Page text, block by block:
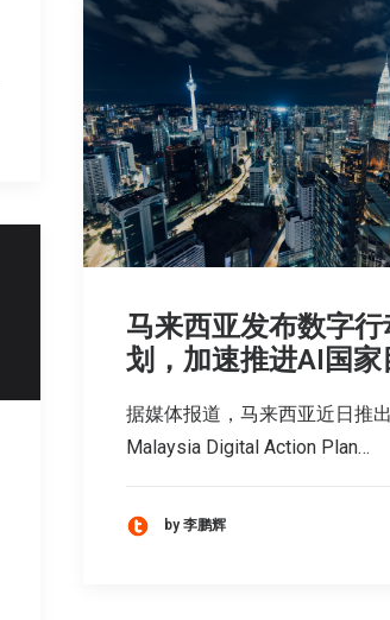
马来西亚发布数字行
划，加速推进AI国家
据媒体报道，马来西亚近日推
Malaysia Digital Action Plan…
by 李鹏辉